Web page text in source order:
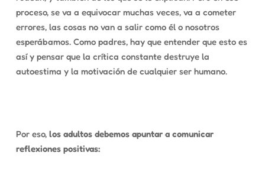
proceso, se va a equivocar muchas veces, va a cometer
errores, las cosas no van a salir como él o nosotros
esperábamos. Como padres, hay que entender que esto es
así y pensar que la crítica constante destruye la
autoestima y la motivación de cualquier ser humano.
Por eso,los adultos debemos apuntar a comunicar
reflexiones positivas: